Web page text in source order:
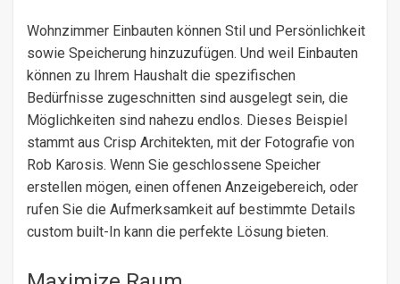
Wohnzimmer Einbauten können Stil und Persönlichkeit
sowie Speicherung hinzuzufügen. Und weil Einbauten
können zu Ihrem Haushalt die spezifischen
Bedürfnisse zugeschnitten sind ausgelegt sein, die
Möglichkeiten sind nahezu endlos. Dieses Beispiel
stammt aus Crisp Architekten, mit der Fotografie von
Rob Karosis. Wenn Sie geschlossene Speicher
erstellen mögen, einen offenen Anzeigebereich, oder
rufen Sie die Aufmerksamkeit auf bestimmte Details
custom built-In kann die perfekte Lösung bieten.